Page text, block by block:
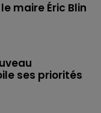
maire Éric Blin
ses priorités